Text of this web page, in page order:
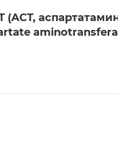
(АСТ,